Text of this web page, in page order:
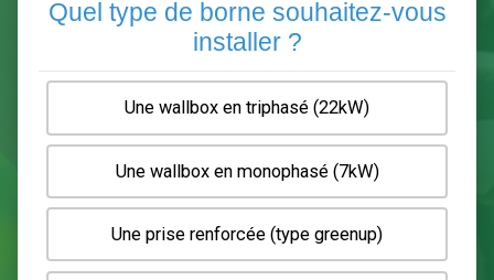
2 3 6
Quel type de borne souhaitez-
installer ?
Une wallbox en triphasé (22kW)